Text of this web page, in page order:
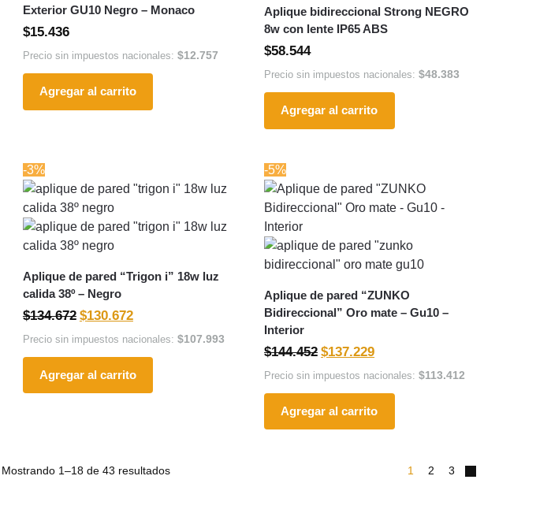
Exterior GU10 Negro – Monaco
$15.436
Precio sin impuestos nacionales: $12.757
Agregar al carrito
Aplique bidireccional Strong NEGRO
8w con lente IP65 ABS
$58.544
Precio sin impuestos nacionales:$48.383
Agregar al carrito
-3%
Aplique de pared “Trigon i” 18w luz
calida 38º – Negro
$134.672 $130.672
Precio sin impuestos nacionales: $107.993
Agregar al carrito
-5%
Aplique de pared “ZUNKO
Bidireccional” Oro mate – Gu10 –
Interior
$144.452 $137.229
Precio sin impuestos nacionales:$113.412
Agregar al carrito
Mostrando 1–18 de 43 resultados 1 2 3